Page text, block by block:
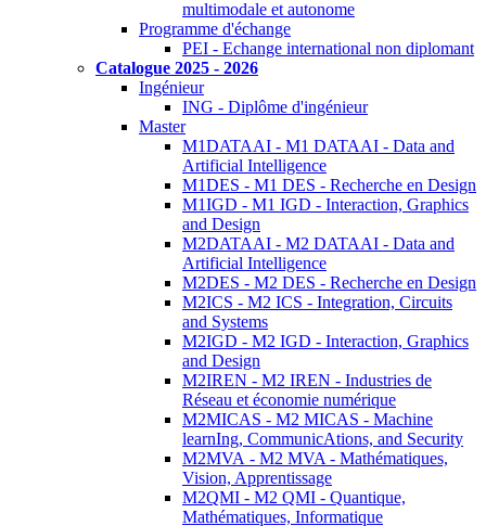
multimodale et autonome
Programme d'échange
PEI - Echange international non diplomant
Catalogue 2025 - 2026
Ingénieur
ING - Diplôme d'ingénieur
Master
M1DATAAI - M1 DATAAI - Data and
Artificial Intelligence
M1DES - M1 DES - Recherche en Design
M1IGD - M1 IGD - Interaction, Graphics
and Design
M2DATAAI - M2 DATAAI - Data and
Artificial Intelligence
M2DES - M2 DES - Recherche en Design
M2ICS - M2 ICS - Integration, Circuits
and Systems
M2IGD - M2 IGD - Interaction, Graphics
and Design
M2IREN - M2 IREN - Industries de
Réseau et économie numérique
M2MICAS - M2 MICAS - Machine
learnIng, CommunicAtions, and Security
M2MVA - M2 MVA - Mathématiques,
Vision, Apprentissage
M2QMI - M2 QMI - Quantique,
Mathématiques, Informatique